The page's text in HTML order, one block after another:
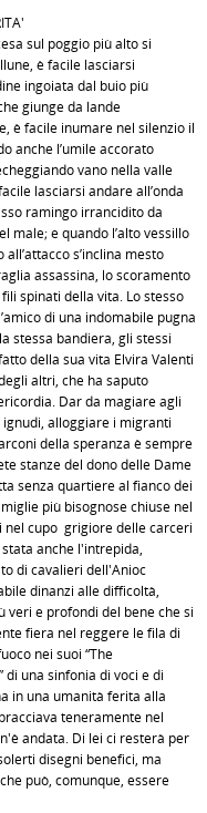
sul poggio più alto si
è facile lasciarsi
ingoiata dal buio più
giunge da lande
è facile inumare nel silenzio il
anche l’umile accorato
vano nella valle
lasciarsi andare all’onda
ramingo irrancidito da
male; e quando l’alto vessillo
s’inclina mesto
assassina, lo scoramento
spinati della vita. Lo stesso
di una indomabile pugna
stessa bandiera, gli stessi
della sua vita Elvira Valenti
altri, che ha saputo
Dar da magiare agli
alloggiare i migranti
della speranza è sempre
stanze del dono delle Dame
senza quartiere al fianco dei
più bisognose chiuse nel
nel cupo grigiore delle carceri
anche l'intrepida,
di cavalieri dell'Anioc
dinanzi alle difficoltà,
e profondi del bene che si
fiera nel reggere le fila di
nei suoi “The
una sinfonia di voci e di
in una umanità ferita alla
teneramente nel
andata. Di lei ci resterà per
disegni benefici, ma
può, comunque, essere